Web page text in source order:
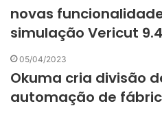
novas
simulação Vericut 9.4
05/04/2023
Okuma cria divisão
automação de